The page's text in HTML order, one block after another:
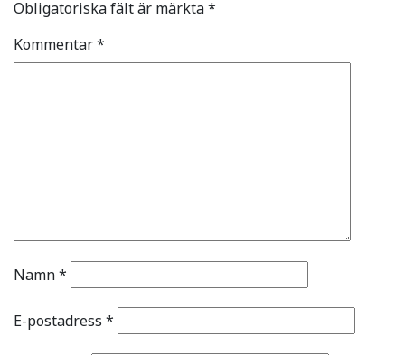
Obligatoriska fält är märkta*
Kommentar*
Namn*
E-postadress *